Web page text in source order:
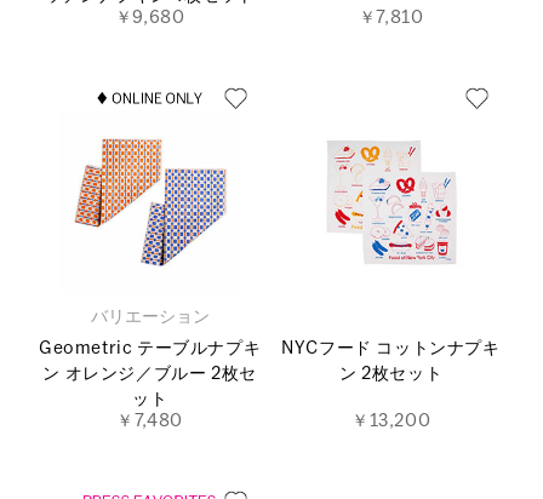
￥9,680
￥7,810
バリエーション
Geometric テーブルナプキ
ン オレンジ／ブルー 2枚セ
ット
￥7,480
NYCフード コットンナプキ
ン 2枚セット
￥13,200